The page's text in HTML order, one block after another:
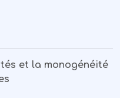
et la monogénéité